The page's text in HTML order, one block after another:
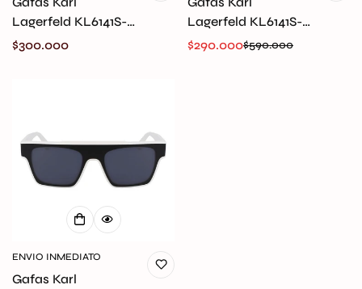
Lagerfeld KL6141S-
001 Originales
Precio
$300.000
Lagerfeld KL6141S-
105 Originales
Precio
$290.000
Precio
$590.000
ENVIO INMEDIATO
Gafas Karl
Are you 18 years old or older?
No, I'm not